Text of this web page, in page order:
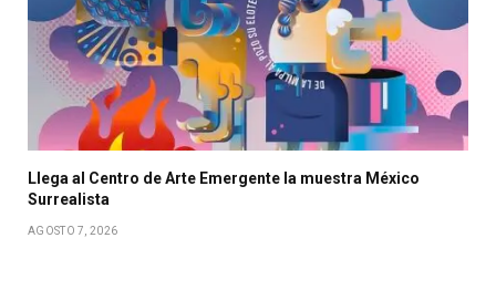
Llega al Centro de Arte Emergente la muestra México
Surrealista
AGOSTO 7, 2026